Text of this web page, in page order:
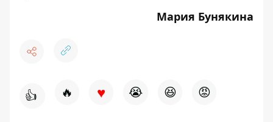
Мария Бунякина
👍 🔥 ♥ 😭 😆 😡